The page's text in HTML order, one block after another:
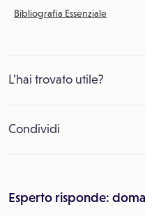
Bibliografia Essenziale
L’hai trovato utile?
Condividi
Esperto risponde: